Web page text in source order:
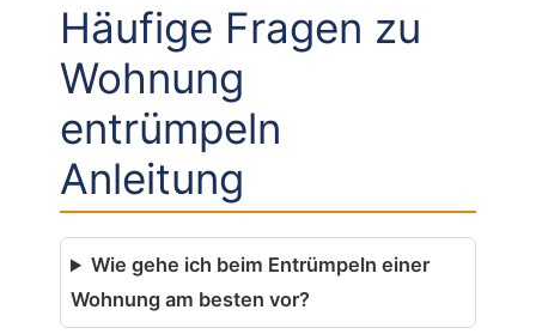
Häufige Fragen zu
Wohnung
entrümpeln
Anleitung
Wie gehe ich beim Entrümpeln einer
Wohnung am besten vor?